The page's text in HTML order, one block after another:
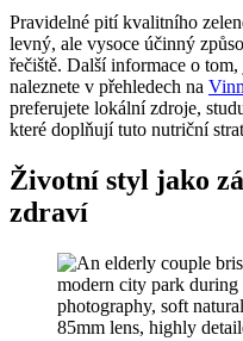
Pravidelné pití kvalitního
levný, ale vysoce účinný
řečiště. Další informace o
naleznete v přehledech na
preferujete lokální zdroje,
které doplňují tuto nutriční
Životní styl jako
zdraví